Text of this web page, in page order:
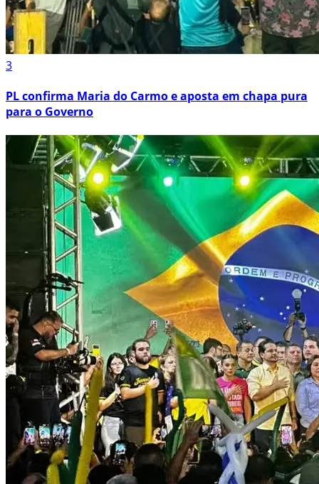
3
PL confirma Maria do Carmo e aposta em chapa pura
para o Governo